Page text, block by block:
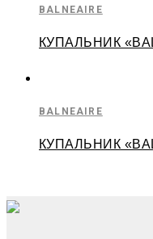
BALNEAIRE
КУПАЛЬНИК
BALNEAIRE
КУПАЛЬНИК